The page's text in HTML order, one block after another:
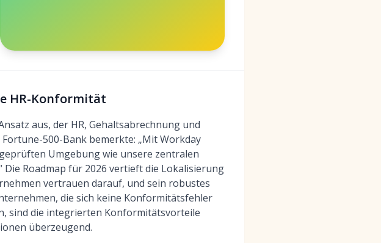
HR-Konformität
aus, der HR, Gehaltsabrechnung und
500-Bank bemerkte: „Mit Workday
Umgebung wie unsere zentralen
Die Roadmap für 2026 vertieft die Lokalisierung
vertrauen darauf, und sein robustes
die sich keine Konformitätsfehler
sind die integrierten Konformitätsvorteile
überzeugend.